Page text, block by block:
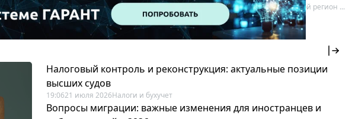
Все региональные документы Мой регион ...
Налоговый контроль и реконструкция: актуальные позиции
высших судов
19:0621 июля 2026Налоги и бухучет
Вопросы миграции: важные изменения для иностранцев и